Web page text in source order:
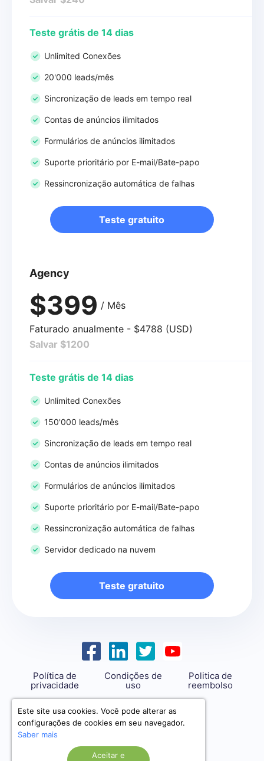
Teste grátis de 14 dias
Unlimited Conexões
20'000 leads/mês
Sincronização de leads em tempo real
Contas de anúncios ilimitados
Formulários de anúncios ilimitados
Suporte prioritário por E-mail/Bate-papo
Ressincronização automática de falhas
Teste gratuito
Agency
$399 / Mês
Faturado anualmente - $4788 (USD)
Salvar $1200
Teste grátis de 14 dias
Unlimited Conexões
150'000 leads/mês
Sincronização de leads em tempo real
Contas de anúncios ilimitados
Formulários de anúncios ilimitados
Suporte prioritário por E-mail/Bate-papo
Ressincronização automática de falhas
Servidor dedicado na nuvem
Teste gratuito
Política de
privacidade
Condições de
uso
Politica de
reembolso
support@savemyleads.com
Este site usa cookies. Você pode alterar as
configurações de cookies em seu navegador.
Saber mais
Aceitar e